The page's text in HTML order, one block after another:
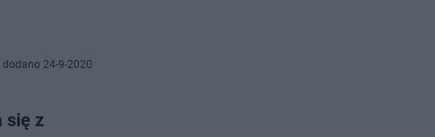
dodano 24-9-2020
się z